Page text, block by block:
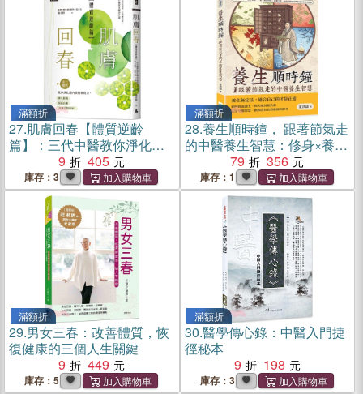
滿額折
27.肌膚回春【體質逆齡
篇】：三代中醫教你淨化體
內啟動修復力，降火排毒、
疾病自癒，皮膚自然回春！
9 405
庫存：3
滿額折
28.養生順時鐘， 跟著節氣走
的中醫養生智慧：修身×養心
×延年益壽……從《黃帝內
經》走進日常，在四季節氣
中學會真正的自我照顧
79 356
庫存：1
滿額折
29.男女三春：改善體質，恢
復健康的三個人生關鍵
9
449
庫存：5
滿額折
30.醫學傳心錄：中醫入門捷
徑秘本
9
198
庫存：3